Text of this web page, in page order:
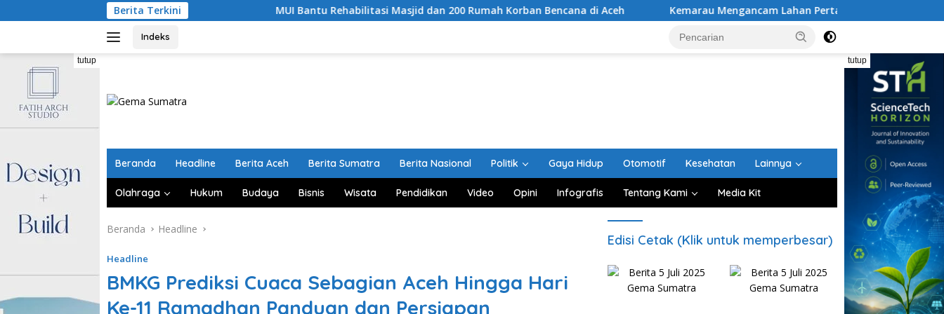
ke
Berita Terkini MUI Bantu Rehabilitasi Masjid dan 200 Rumah Korban Bencana di Aceh Kemarau Mengancam Lahan Pertanian, Petani Aceh Besar Diminta
Indeks
tutup tutup
Beranda Headline Berita Aceh Berita Sumatra Berita Nasional Politik Gaya Hidup Otomotif Kesehatan Lainnya
Olahraga Hukum Budaya Bisnis Wisata Pendidikan Video Opini Infografis Tentang Kami Media Kit
Beranda Headline
Headline
BMKG Prediksi Cuaca Sebagian Aceh Hingga Hari
Ke-11 Ramadhan Panduan dan Persiapan
Edisi Cetak (Klik untuk memperbesar)